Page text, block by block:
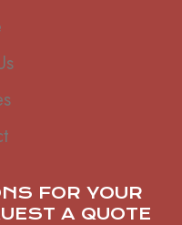
FOR YOUR
A QUOTE